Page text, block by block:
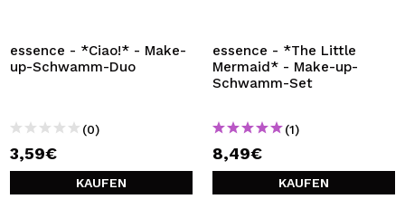
essence - *Ciao!* - Make-
up-Schwamm-Duo
(0)
3,59€
KAUFEN
essence - *The Little
Mermaid* - Make-up-
Schwamm-Set
(1)
8,49€
KAUFEN